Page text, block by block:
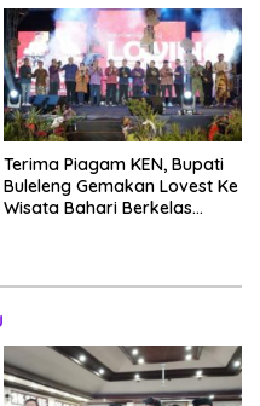
Terima Piagam KEN, Bupati
Buleleng Gemakan Lovest Ke
Wisata Bahari Berkelas